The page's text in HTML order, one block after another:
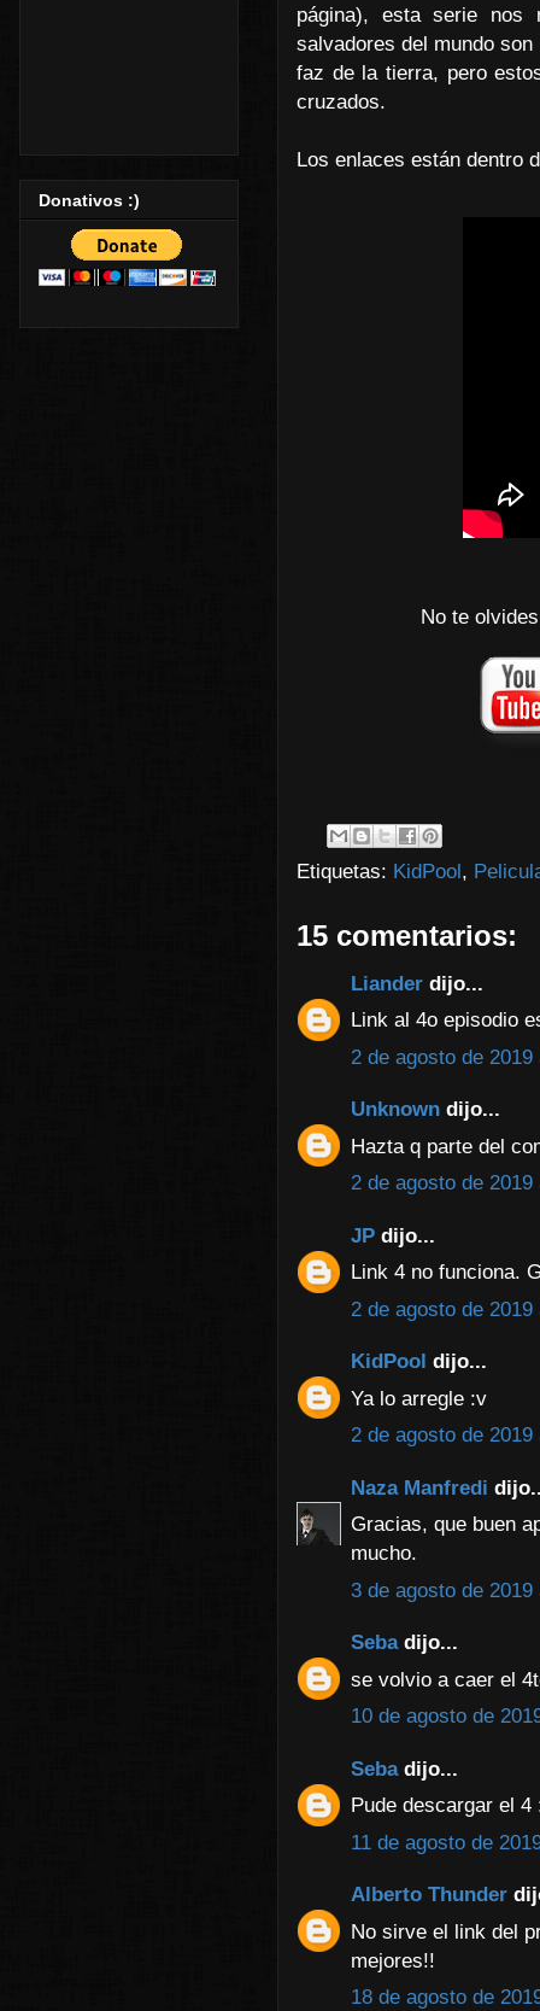
página), esta serie nos
salvadores del mundo
faz de la tierra, pero
cruzados.
Los enlaces están dentro
No te
Etiquetas: KidPool,
15 comentarios:
Liander dijo...
Link al 4o episodio
2 de agosto de
Unknown dijo...
Hazta q parte del
2 de agosto de
JP dijo...
Link 4 no funciona.
2 de agosto de
KidPool dijo...
Ya lo arregle :v
2 de agosto de
Naza Manfredi
Gracias, que buen
mucho.
3 de agosto de
Sebadijo...
se volvio a caer el
10 de agosto de
Sebadijo...
Pude descargar el
11 de agosto de
Alberto Thunder
No sirve el link del
mejores!!
18 de agosto de
Donativos :)